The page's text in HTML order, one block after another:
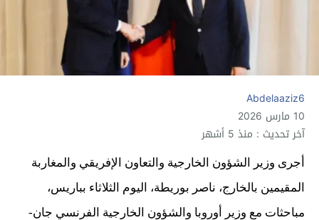
Abdelaaziz6
10 مارس 2026
آخر تحديث : منذ 5 أشهر
أجرى وزير الشؤون الخارجية والتعاون الإفريقي والمغاربة
المقيمين بالخارج، ناصر بوريطة، اليوم الثلاثاء بباريس،
مباحثات مع وزير أوروبا والشؤون الخارجية الفرنسي جان-